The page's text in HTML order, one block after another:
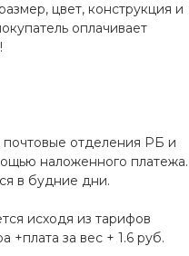
цвет, конструкция и
оплачивает
отделения РБ и
наложенного платежа.
в будние дни.
исходя из тарифов
+плата за вес + 1.6 руб.